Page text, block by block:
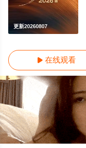
更新20260807
 在线观看